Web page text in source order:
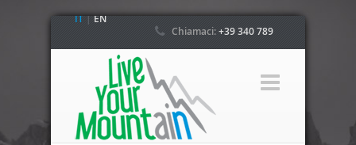
IT|EN
Chiamaci:+39 340 789